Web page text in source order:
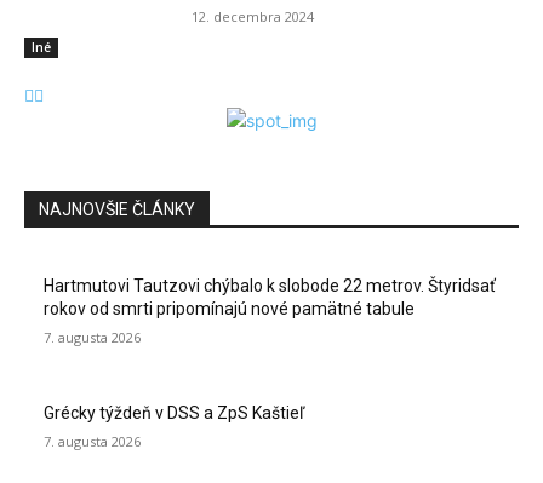
Iné
12. decembra 2024
NAJNOVŠIE ČLÁNKY
Hartmutovi Tautzovi chýbalo k slobode 22 metrov. Štyridsať
rokov od smrti pripomínajú nové pamätné tabule
7. augusta 2026
Grécky týždeň v DSS a ZpS Kaštieľ
7. augusta 2026